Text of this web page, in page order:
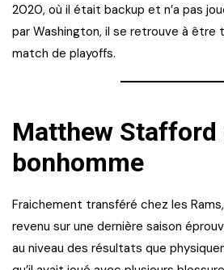
2020, où il était backup et n’a pas
par Washington, il se retrouve à être
match de playoffs.
Matthew Stafford
bonhomme
Fraichement transféré chez les
revenu sur une dernière saison
au niveau des résultats que